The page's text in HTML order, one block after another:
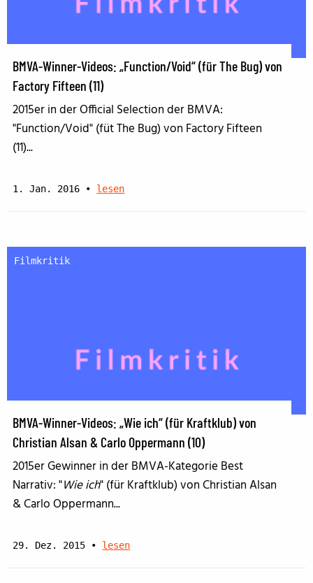
BMVA-Winner-Videos: „Function/Void“ (für The Bug) von
Factory Fifteen (11)
2015er in der Official Selection der BMVA:
"Function/Void" (füt The Bug) von Factory Fifteen
(11)...
1. Jan. 2016 • lesen
Filmkritik
BMVA-Winner-Videos: „Wie ich“ (für Kraftklub) von
Christian Alsan & Carlo Oppermann (10)
2015er Gewinner in der BMVA-Kategorie Best
Narrativ: "Wie ich" (für Kraftklub) von Christian Alsan
& Carlo Oppermann...
29. Dez. 2015 • lesen